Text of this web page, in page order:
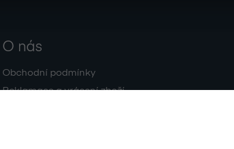
O nás
Obchodní podmínky
Reklamace a vrácení zboží